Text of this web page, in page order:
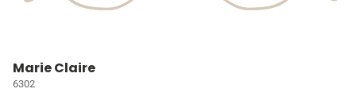
Marie Claire
6302